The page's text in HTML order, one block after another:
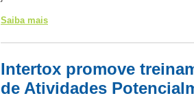
Saiba mais
Intertox promove
de Atividades